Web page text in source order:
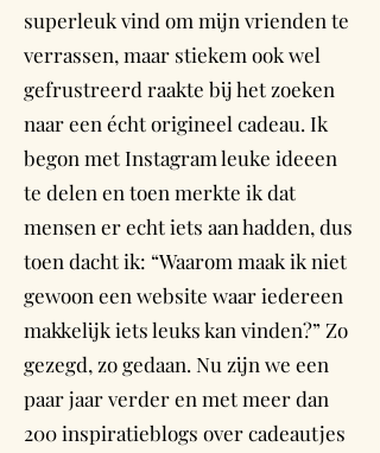
superleuk vind om mijn vrienden te
verrassen, maar stiekem ook wel
gefrustreerd raakte bij het zoeken
naar een écht origineel cadeau. Ik
begon met Instagram leuke ideeen
te delen en toen merkte ik dat
mensen er echt iets aan hadden, dus
toen dacht ik: “Waarom maak ik niet
gewoon een website waar iedereen
makkelijk iets leuks kan vinden?” Zo
gezegd, zo gedaan. Nu zijn we een
paar jaar verder en met meer dan
200 inspiratieblogs over cadeautjes